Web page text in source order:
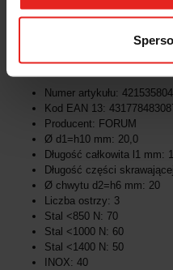
frezowania krawędzi,
Dane techniczne:
Numer artykułu:
Kod EAN 13:
Producent: FORUM
Ø d1=h10 mm: 20,0
Długość całkowita l1 mm:
Długość części
Ø chwytu d2=h6 mm: 20
Liczba ostrzy: 3
Stal <850 N: 70
Stal <1000 N: 60
Stal <1400 N: 50
INOX: 40